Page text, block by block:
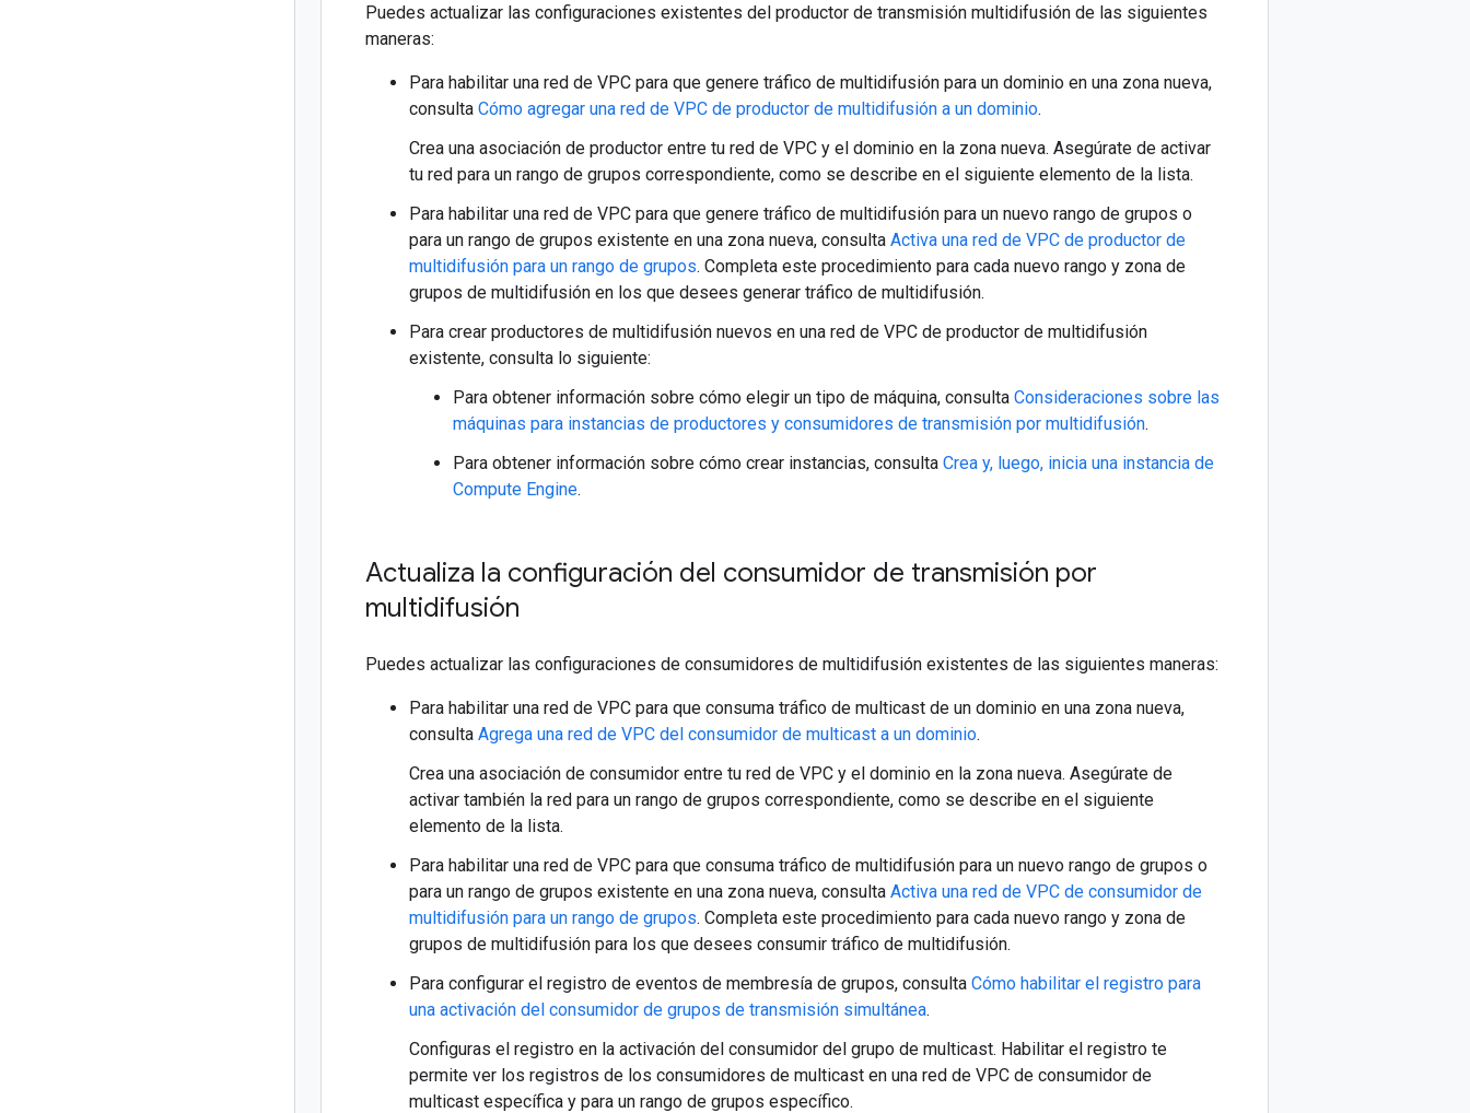
Puedes actualizar las configuraciones existentes del productor de transmisión multidifusión de las siguientes
maneras:
Para habilitar una red de VPC para que genere tráfico de multidifusión para un dominio en una zona nueva,
consulta Cómo agregar una red de VPC de productor de multidifusión a un dominio.
Crea una asociación de productor entre tu red de VPC y el dominio en la zona nueva. Asegúrate de activar
tu red para un rango de grupos correspondiente, como se describe en el siguiente elemento de la lista.
Para habilitar una red de VPC para que genere tráfico de multidifusión para un nuevo rango de grupos o
para un rango de grupos existente en una zona nueva, consulta Activa una red de VPC de productor de
multidifusión para un rango de grupos. Completa este procedimiento para cada nuevo rango y zona de
grupos de multidifusión en los que desees generar tráfico de multidifusión.
Para crear productores de multidifusión nuevos en una red de VPC de productor de multidifusión
existente, consulta lo siguiente:
Para obtener información sobre cómo elegir un tipo de máquina, consulta Consideraciones sobre las
máquinas para instancias de productores y consumidores de transmisión por multidifusión.
Para obtener información sobre cómo crear instancias, consulta Crea y, luego, inicia una instancia de
Compute Engine.
Actualiza la configuración del consumidor de transmisión por
multidifusión
Puedes actualizar las configuraciones de consumidores de multidifusión existentes de las siguientes maneras:
Para habilitar una red de VPC para que consuma tráfico de multicast de un dominio en una zona nueva,
consulta Agrega una red de VPC del consumidor de multicast a un dominio.
Crea una asociación de consumidor entre tu red de VPC y el dominio en la zona nueva. Asegúrate de
activar también la red para un rango de grupos correspondiente, como se describe en el siguiente
elemento de la lista.
Para habilitar una red de VPC para que consuma tráfico de multidifusión para un nuevo rango de grupos o
para un rango de grupos existente en una zona nueva, consulta Activa una red de VPC de consumidor de
multidifusión para un rango de grupos. Completa este procedimiento para cada nuevo rango y zona de
grupos de multidifusión para los que desees consumir tráfico de multidifusión.
Para configurar el registro de eventos de membresía de grupos, consulta Cómo habilitar el registro para
una activación del consumidor de grupos de transmisión simultánea.
Configuras el registro en la activación del consumidor del grupo de multicast. Habilitar el registro te
permite ver los registros de los consumidores de multicast en una red de VPC de consumidor de
multicast específica y para un rango de grupos específico.